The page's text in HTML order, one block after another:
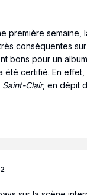
première
conséquentes
bons pour un
été certifié. En effet,
Saint-Clair, en dépit